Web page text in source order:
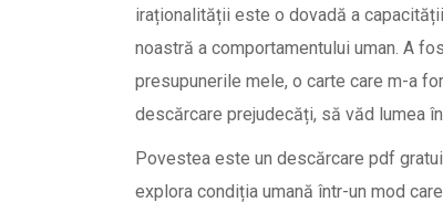
iraționalității este o dovadă a
noastră a comportamentului uman. A
presupunerile mele, o carte care m-a
descărcare prejudecăți, să văd lumea
Povestea este un descărcare pdf
explora condiția umană într-un mod